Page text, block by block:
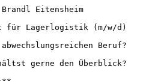
- Brandl Eitensheim
für Lagerlogistik (m/w/d)
Beruf?
gerne den Überblick?